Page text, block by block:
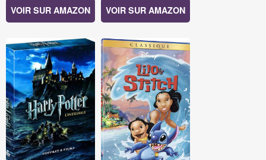
VOIR SUR AMAZON VOIR SUR AMAZON